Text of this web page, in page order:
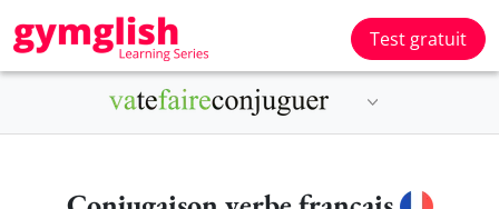
Test gratuit